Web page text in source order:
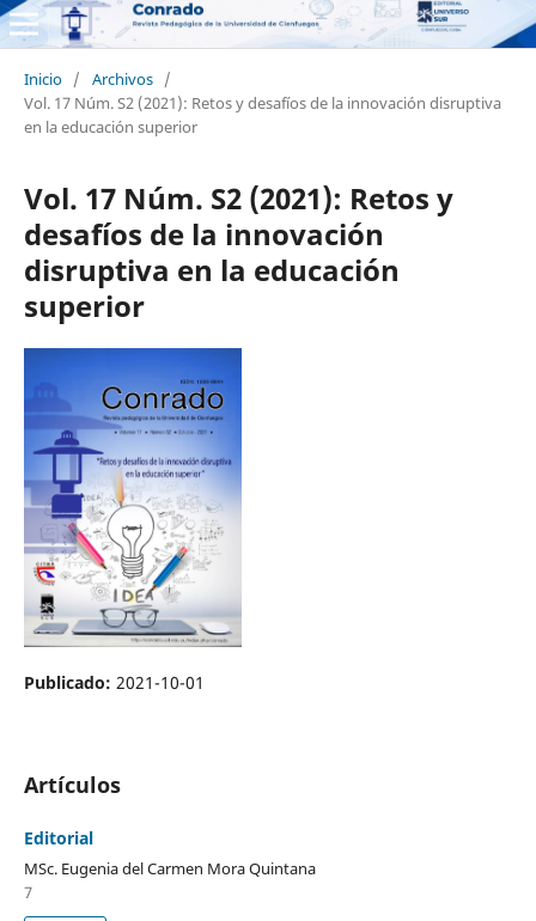
Inicio / Archivos /
Vol. 17 Núm. S2 (2021): Retos y desafíos de la innovación disruptiva
en la educación superior
Vol. 17 Núm. S2 (2021): Retos y
desafíos de la innovación
disruptiva en la educación
superior
Publicado: 2021-10-01
Artículos
Editorial
MSc. Eugenia del Carmen Mora Quintana
7